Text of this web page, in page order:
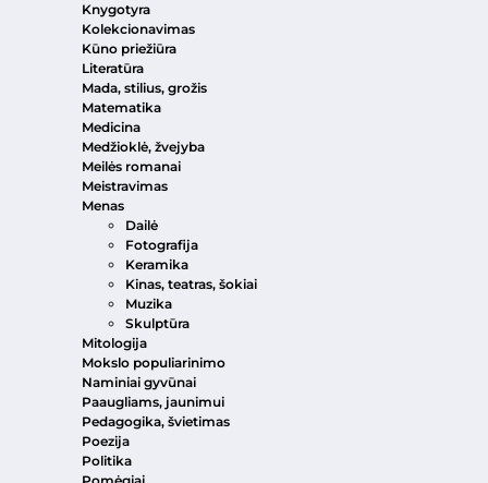
Knygotyra
Kolekcionavimas
Kūno priežiūra
Literatūra
Mada, stilius, grožis
Matematika
Medicina
Medžioklė, žvejyba
Meilės romanai
Meistravimas
Menas
Dailė
Fotografija
Keramika
Kinas, teatras, šokiai
Muzika
Skulptūra
Mitologija
Mokslo populiarinimo
Naminiai gyvūnai
Paaugliams, jaunimui
Pedagogika, švietimas
Poezija
Politika